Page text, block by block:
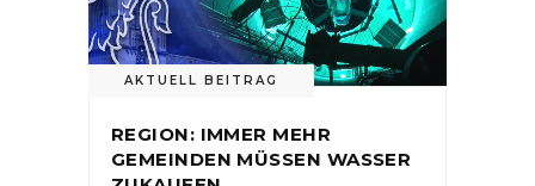
AKTUELL BEITRAG
REGION: IMMER MEHR
GEMEINDEN MÜSSEN WASSER